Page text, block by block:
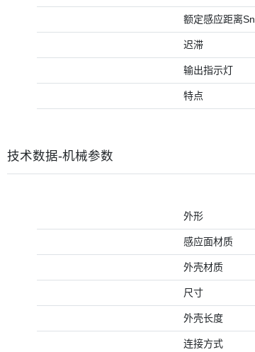
额定感应距离Sn
迟滞
输出指示灯
特点
技术数据-机械参数
外形
感应面材质
外壳材质
尺寸
外壳长度
连接方式